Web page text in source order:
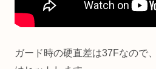
ガード時の硬直差は37Fなので